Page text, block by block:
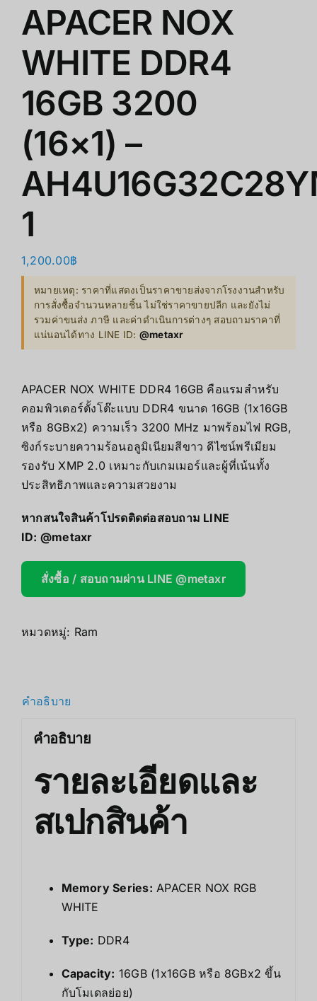
APACER NOX
WHITE DDR4
16GB 3200
(16×1) –
1
1,200.00฿
หมายเหตุ: ราคาที่แสดงเป็นราคาขายส่งจากโรงงานสำหรับ
การสั่งซื้อจำนวนหลายชิ้น ไม่ใช่ราคาขายปลีก และยังไม่
รวมค่าขนส่ง ภาษี และค่าดำเนินการต่างๆ สอบถามราคาที่
แน่นอนได้ทาง LINE ID: @metaxr
APACER NOX WHITE DDR4 16GB คือแรมสำหรับ
คอมพิวเตอร์ตั้งโต๊ะแบบ DDR4 ขนาด 16GB (1x16GB
หรือ 8GBx2) ความเร็ว 3200 MHz มาพร้อมไฟ RGB,
ซิงก์ระบายความร้อนอลูมิเนียมสีขาว ดีไซน์พรีเมียม
รองรับ XMP 2.0 เหมาะกับเกมเมอร์และผู้ที่เน้นทั้ง
ประสิทธิภาพและความสวยงาม
หากสนใจสินค้าโปรดติดต่อสอบถาม LINE
ID: @metaxr
สั่งซื้อ / สอบถามผ่าน LINE @metaxr
หมวดหมู่: Ram
คำอธิบาย
คำอธิบาย
รายละเอียดและ
สเปกสินค้า
Memory Series: APACER NOX RGB
WHITE
Type: DDR4
Capacity: 16GB (1x16GB หรือ 8GBx2 ขึ้น
กับโมเดลย่อย)